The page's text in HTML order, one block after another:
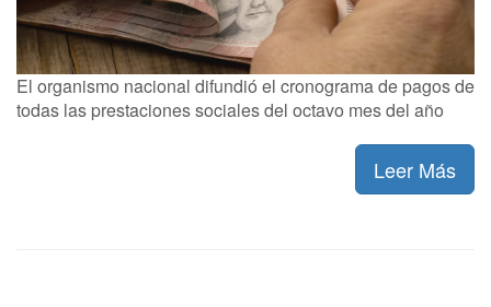
El organismo nacional difundió el cronograma de pagos de
todas las prestaciones sociales del octavo mes del año
Leer Más